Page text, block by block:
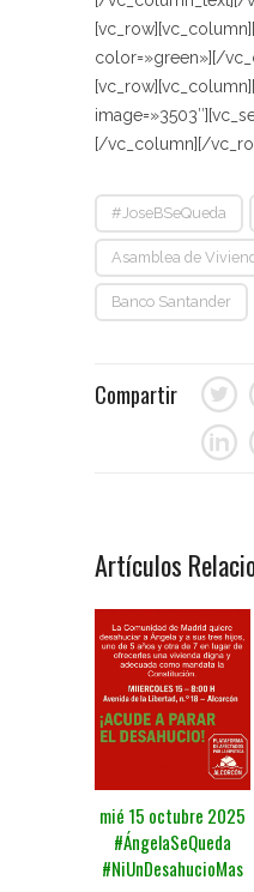
color=»green»][/
[/vc_column][/
#JoseBSeQueda
Asamblea de
Banco Santander
Compartir
Artículos
mié 15 octubre 2025
#ÁngelaSeQueda
#NiUnDesahucioMas